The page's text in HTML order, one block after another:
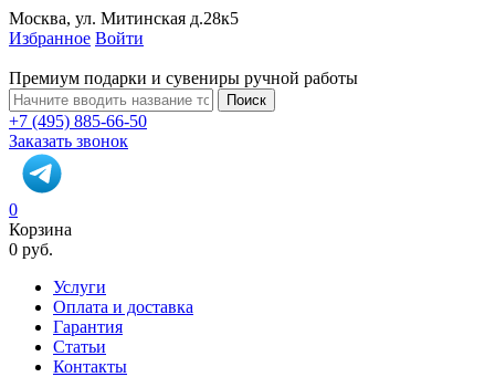
Москва, ул. Митинская д.28к5
Избранное Войти
Премиум подарки и сувениры ручной работы
Поиск
+7 (495) 885-66-50
Заказать звонок
0
Корзина
0 руб.
Услуги
Оплата и доставка
Гарантия
Статьи
Контакты